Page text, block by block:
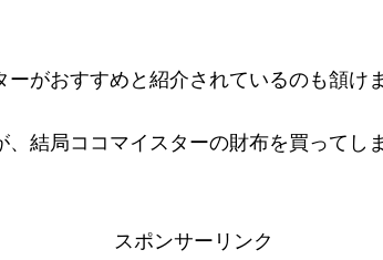
がおすすめと紹介されているのも頷け
結局ココマイスターの財布を買ってし
スポンサーリンク